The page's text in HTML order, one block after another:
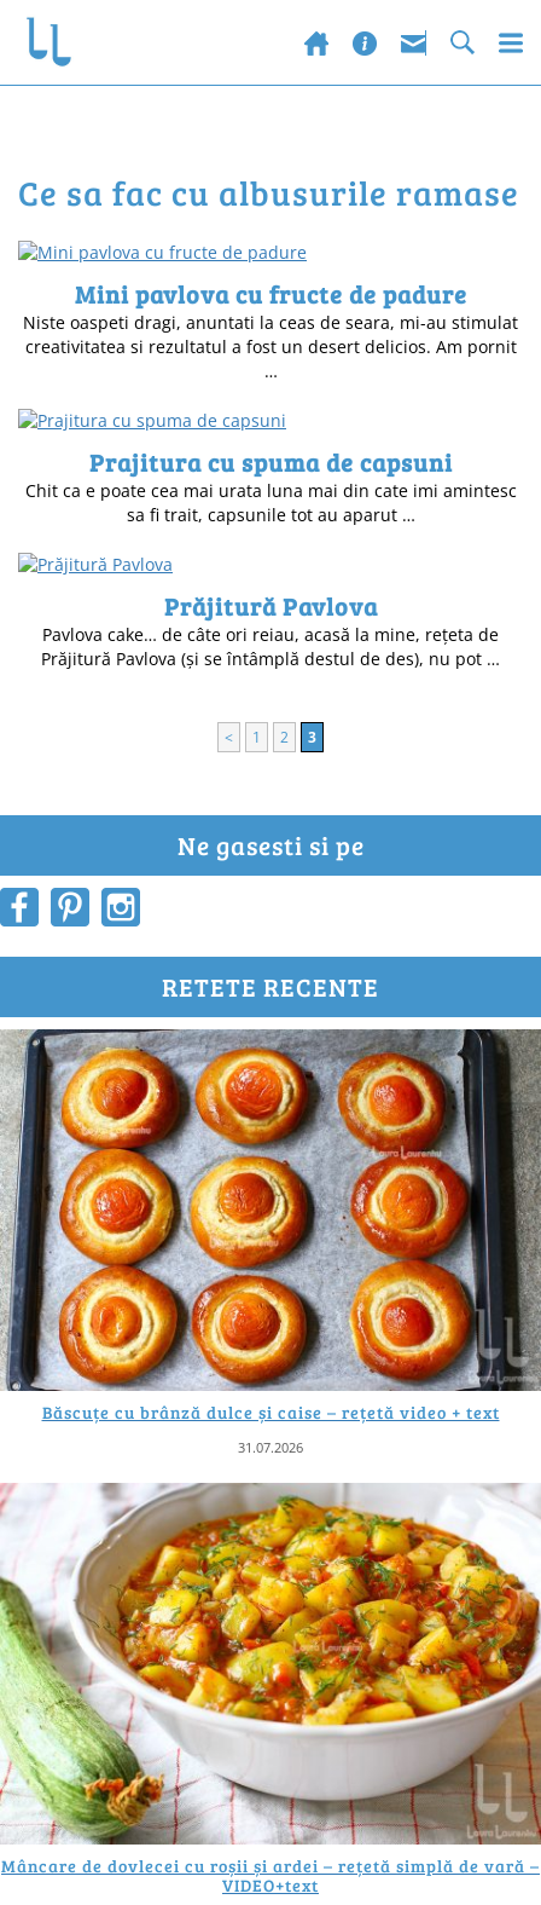
ce sa fac cu albusurile ramase
Mini pavlova cu fructe de padure
Niste oaspeti dragi, anuntati la ceas de seara, mi-au stimulat
creativitatea si rezultatul a fost un desert delicios. Am pornit
…
Prajitura cu spuma de capsuni
Chit ca e poate cea mai urata luna mai din cate imi amintesc
sa fi trait, capsunile tot au aparut …
Prăjitură Pavlova
Pavlova cake… de câte ori reiau, acasă la mine, rețeta de
Prăjitură Pavlova (și se întâmplă destul de des), nu pot …
< 1 2 3
Ne gasesti si pe
RETETE RECENTE
Băscuțe cu brânză dulce și caise – rețetă video + text
31.07.2026
Mâncare de dovlecei cu roșii și ardei – rețetă simplă de vară –
VIDEO+text